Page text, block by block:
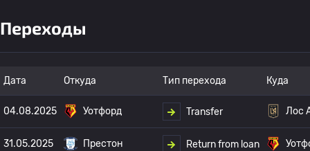
Переходы
Дата Откуда Тип перехода Куда
04.08.2025 Уотфорд Transfer Лос
31.05.2025 Престон Return from loan